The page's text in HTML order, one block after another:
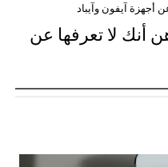
أنك لا تعرفها عن